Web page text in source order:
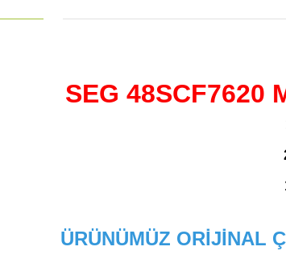
SEG 48SCF7620
ÜRÜNÜMÜZ ORİJİNAL